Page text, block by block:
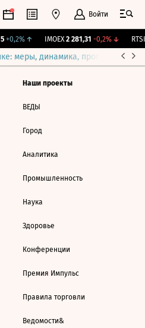
Войти
+0,2%↑ IMOEX 2 281,31 -0,2%↓ RTSI
меры, динамика, прогнозы
Наши проекты
ВЕДЫ
Город
Аналитика
Промышленность
Наука
Здоровье
Конференции
Премия Импульс
Правила торговли
Ведомости&